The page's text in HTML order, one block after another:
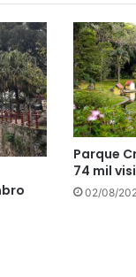
Parque
74 mil
02/08/